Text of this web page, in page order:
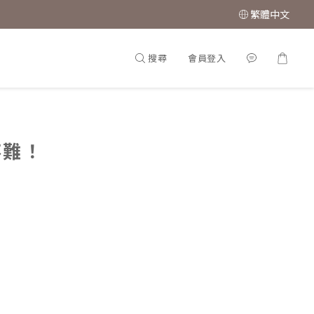
繁體中文
搜尋 會員登入
！